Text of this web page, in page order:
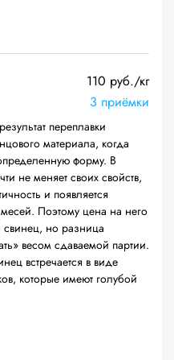
110 руб./кг
3 приёмки
переплавки
материала, когда
форму. В
не меняет своих свойств,
и появляется
Поэтому цена на него
но разница
весом сдаваемой партии.
встречается в виде
которые имеют голубой